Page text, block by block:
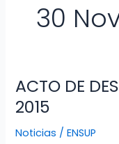
30
ACTO DE
2015
Noticias /ENSUP
ACTO
DE
DESPEDIDA
GRADUADOS